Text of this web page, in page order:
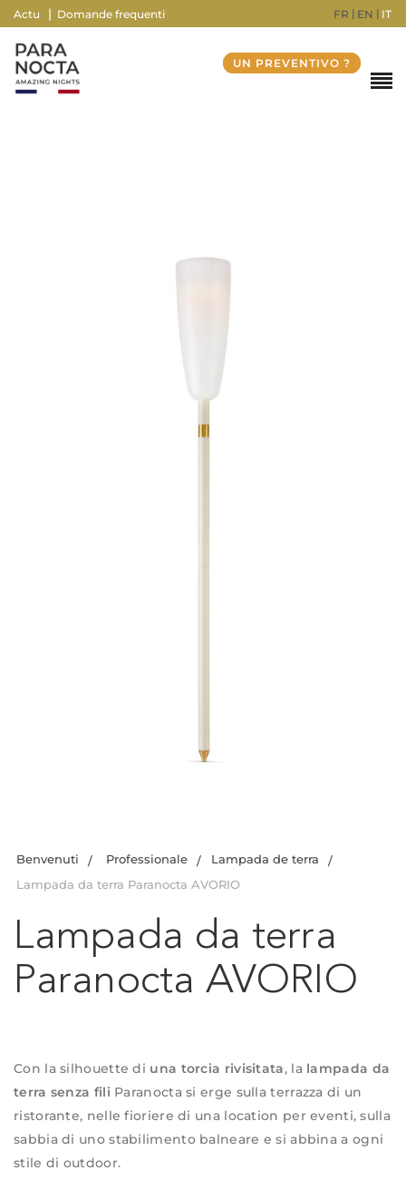
Actu Domande frequenti FR EN IT
UN PREVENTIVO ?
Benvenuti Professionale
Lampada de terra
Lampada da terra Paranocta AVORIO
Lampada da terra
Paranocta AVORIO
Con la silhouette di una torcia rivisitata, la lampada da
terra senza fili Paranocta si erge sulla terrazza di un
ristorante, nelle fioriere di una location per eventi, sulla
sabbia di uno stabilimento balneare e si abbina a ogni
stile di outdoor.